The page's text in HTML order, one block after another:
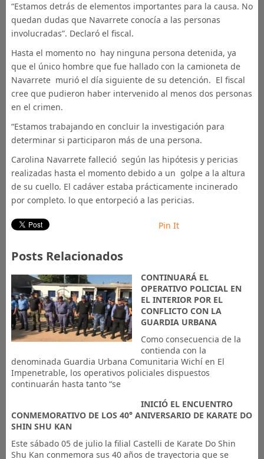
“Estamos detrás de elementos importantes para la causa. No
quedan dudas que Navarrete conocía a las personas
involucradas”. Declaró el fiscal.
Hasta el momento no hay ninguna persona detenida, ya
que el único hombre que fue hallado con la camioneta de
Navarrete murió el día siguiente de su detención. El fiscal
cree que pudieron haber intervenido al menos dos personas
en el crimen.
“Estamos trabajando en concluir la investigación para
determinar si participaron más de una persona.
Carolina Navarrete falleció según las hipótesis y pericias
realizadas hasta el momento debido a un golpe a la altura
de su cuello. El cadáver estaba prácticamente incinerado
por completo. lo que entorpeció a las pericias.
Pin It
Posts Relacionados
CONTINUARÁ EL
OPERATIVO POLICIAL EN
EL INTERIOR POR EL
CONFLICTO CON LA
GUARDIA URBANA
Como consecuencia de la
contienda con la
denominada Guardia Urbana Comunitaria Wichí en El
Impenetrable, los operativos policiales dispuestos
continuarán hasta tanto “se
INICIÓ EL ENCUENTRO
CONMEMORATIVO DE LOS 40° ANIVERSARIO DE KARATE DO
SHIN SHU KAN
Este sábado 05 de julio la filial Castelli de Karate Do Shin
Shu Kan conmemora sus 40 años de trayectoria que se